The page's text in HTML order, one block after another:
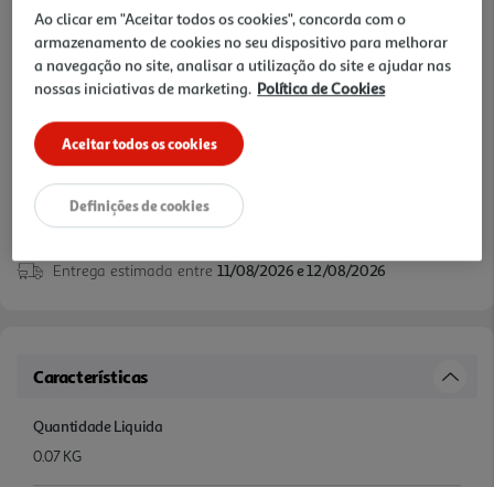
+10% DESC. IMEDIATO PET CLUB
10% de desconto imediato exclusivo para membros do
Pet Club em artigos de marcas especialistas da categoria
O Meu Pet.
De 6/8/2026 a 31/8/2026
Disponibilidade na loja: Auchan Amadora
Entrega estimada entre 11/08/2026 e 12/08/2026
Características
Quantidade Liquida
0.07 KG
Ao clicar em "Aceitar todos os cookies", concorda com o
armazenamento de cookies no seu dispositivo para melhorar
a navegação no site, analisar a utilização do site e ajudar nas
nossas iniciativas de marketing. Política de Cookies
Aceitar todos os cookies
Definições de cookies